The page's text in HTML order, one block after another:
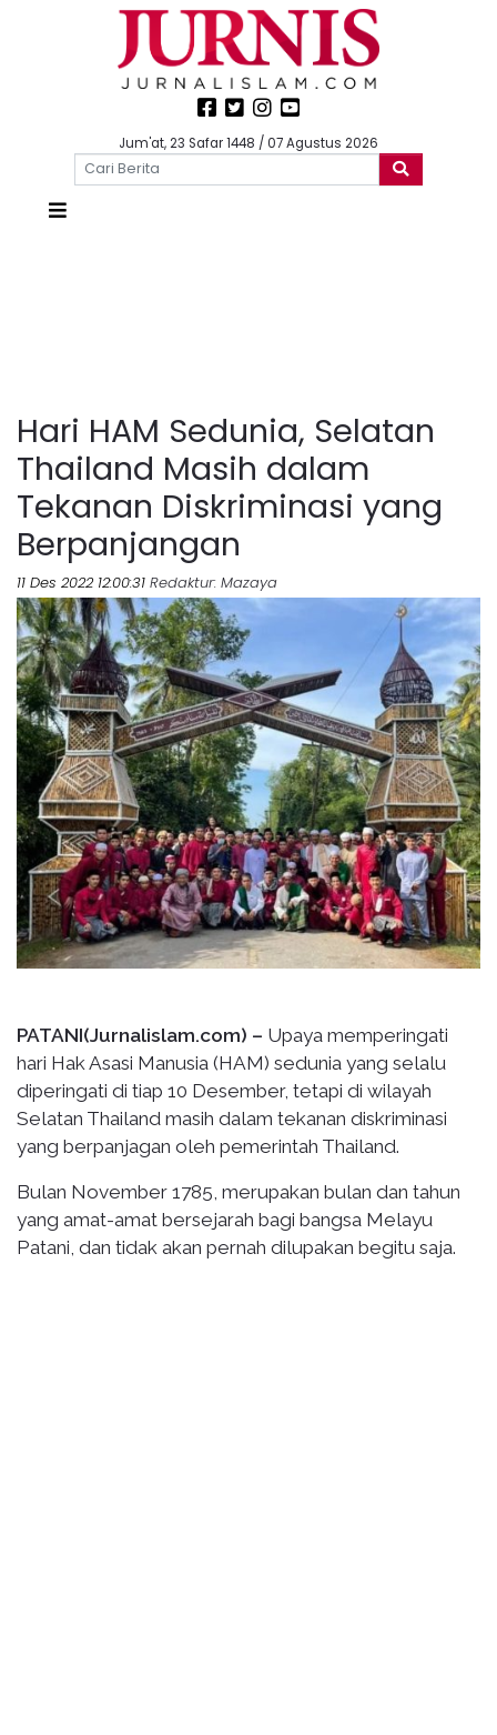
Jum'at, 23 Safar 1448 / 07 Agustus 2026
Hari HAM Sedunia, Selatan
Thailand Masih dalam
Tekanan Diskriminasi yang
Berpanjangan
11 Des 2022 12:00:31 Redaktur: Mazaya
PATANI(Jurnalislam.com) – Upaya memperingati
hari Hak Asasi Manusia (HAM) sedunia yang selalu
diperingati di tiap 10 Desember, tetapi di wilayah
Selatan Thailand masih dalam tekanan diskriminasi
yang berpanjagan oleh pemerintah Thailand.
Bulan November 1785, merupakan bulan dan tahun
yang amat-amat bersejarah bagi bangsa Melayu
Patani, dan tidak akan pernah dilupakan begitu saja.